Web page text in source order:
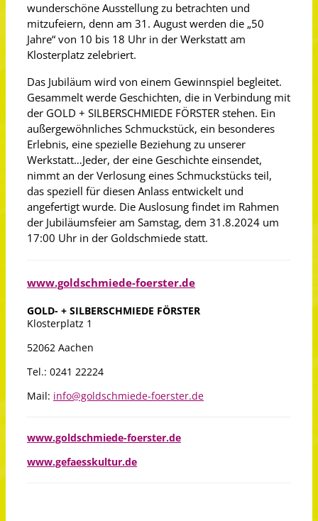
wunderschöne Ausstellung zu betrachten und
mitzufeiern, denn am 31. August werden die „50
Jahre“ von 10 bis 18 Uhr in der Werkstatt am
Klosterplatz zelebriert.
Das Jubiläum wird von einem Gewinnspiel begleitet.
Gesammelt werde Geschichten, die in Verbindung mit
der GOLD + SILBERSCHMIEDE FÖRSTER stehen. Ein
außergewöhnliches Schmuckstück, ein besonderes
Erlebnis, eine spezielle Beziehung zu unserer
Werkstatt…Jeder, der eine Geschichte einsendet,
nimmt an der Verlosung eines Schmuckstücks teil,
das speziell für diesen Anlass entwickelt und
angefertigt wurde. Die Auslosung findet im Rahmen
der Jubiläumsfeier am Samstag, dem 31.8.2024 um
17:00 Uhr in der Goldschmiede statt.
www.goldschmiede-foerster.de
GOLD- + SILBERSCHMIEDE FÖRSTER
Klosterplatz 1
52062 Aachen
Tel.: 0241 22224
Mail: info@goldschmiede-foerster.de
www.goldschmiede-foerster.de
www.gefaesskultur.de